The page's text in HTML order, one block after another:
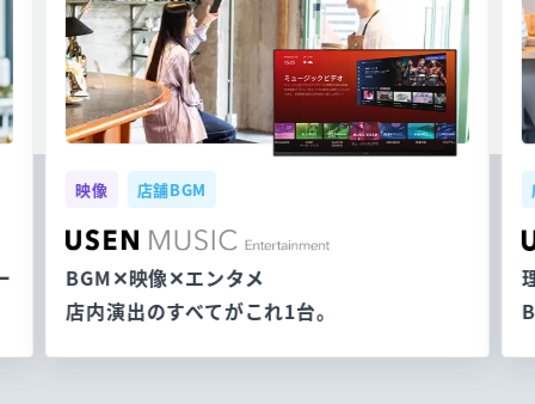
映像 店舗BGM
BGM✕映像✕エンタメ
店内演出のすべてがこれ1台。